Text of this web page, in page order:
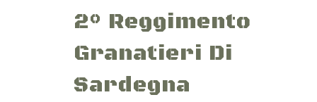
2° Reggimento
Granatieri Di
Sardegna